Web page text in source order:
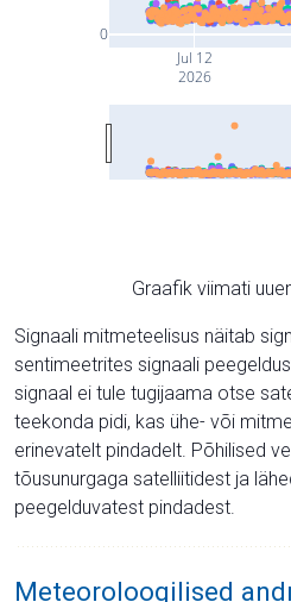
Jul 12
2026
0
Graafik viimati
Signaali mitmeteelisus näitab
sentimeetrites signaali
signaal ei tule tugijaama otse
teekonda pidi, kas ühe- või
erinevatelt pindadelt. Põhilised
tõusunurgaga satelliitidest ja
peegelduvatest pindadest.
Meteoroloogilised